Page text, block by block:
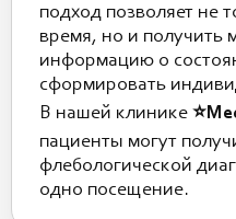
подход позволяет не
время, но и получить
информацию о
сформировать
В нашей клинике
пациенты могут
флебологической
одно посещение.